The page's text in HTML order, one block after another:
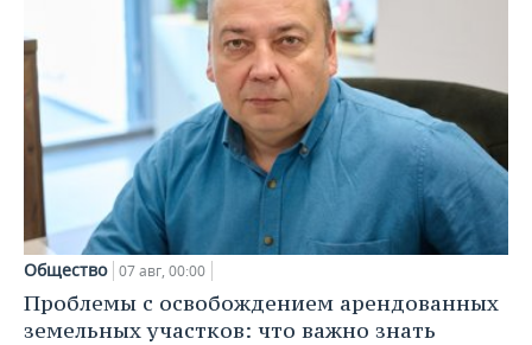
Общество 07 авг, 00:00
Проблемы с освобождением арендованных
земельных участков: что важно знать